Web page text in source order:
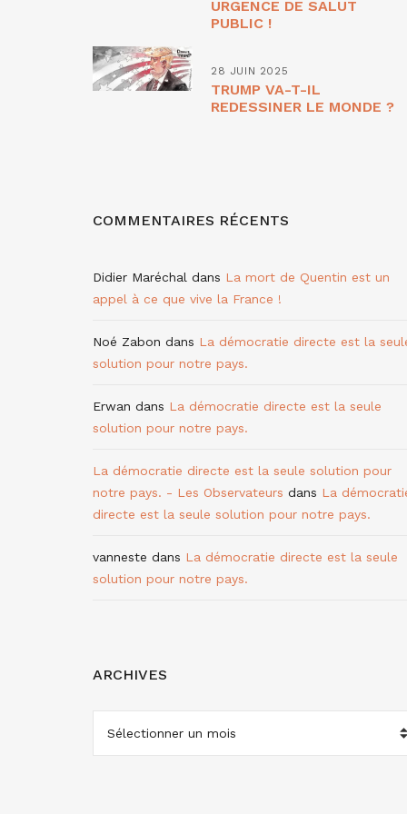
URGENCE DE SALUT
PUBLIC !
28 JUIN 2025
TRUMP VA-T-IL
REDESSINER LE MONDE ?
COMMENTAIRES RÉCENTS
Didier Maréchal dans La mort de Quentin est un
appel à ce que vive la France !
Noé Zabon dans La démocratie directe est la
solution pour notre pays.
Erwan dans La démocratie directe est la seule
solution pour notre pays.
La démocratie directe est la seule solution pour
notre pays. - Les Observateurs dans La
directe est la seule solution pour notre pays.
vanneste dans La démocratie directe est la seule
solution pour notre pays.
ARCHIVES
ARCHIVES